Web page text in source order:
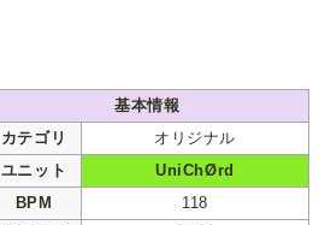
基本情報
カテゴリ
オリジナル
ユニット
UniChØrd
BPM
118